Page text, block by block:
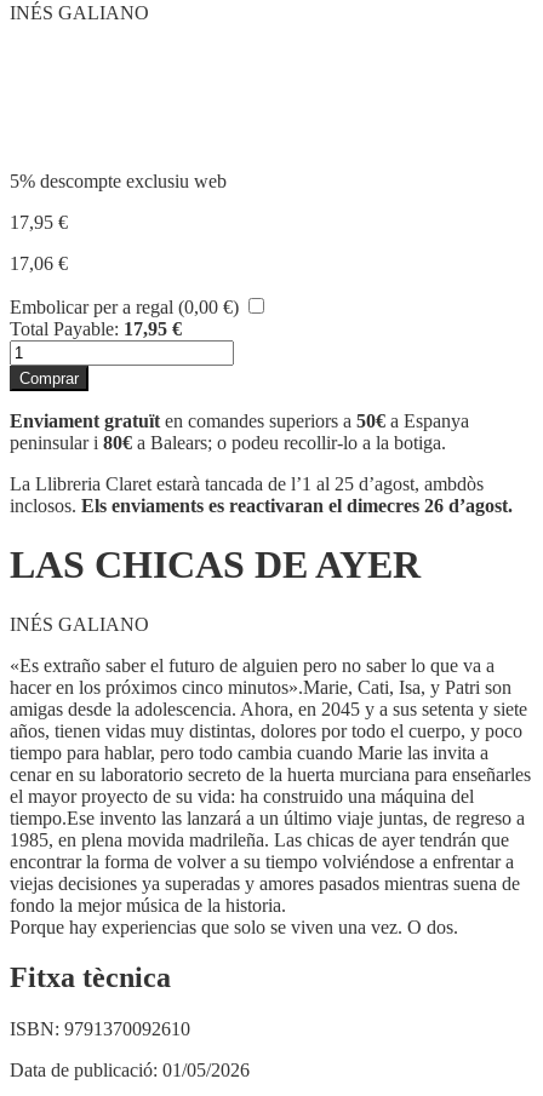
INÉS GALIANO
5% descompte exclusiu web
17,95 €
17,06 €
Embolicar per a regal (0,00 €)
Total Payable: 17,95 €
quantitat
de
LAS
CHICAS
DE
AYER
Comprar
Enviament gratuït en comandes superiors a 50€ a Espanya
peninsular i 80€ a Balears; o podeu recollir-lo a la botiga.
La Llibreria Claret estarà tancada de l’1 al 25 d’agost, ambdòs
inclosos. Els enviaments es reactivaran el dimecres 26 d’agost.
LAS CHICAS DE AYER
INÉS GALIANO
«Es extraño saber el futuro de alguien pero no saber lo que va a
hacer en los próximos cinco minutos».Marie, Cati, Isa, y Patri son
amigas desde la adolescencia. Ahora, en 2045 y a sus setenta y siete
años, tienen vidas muy distintas, dolores por todo el cuerpo, y poco
tiempo para hablar, pero todo cambia cuando Marie las invita a
cenar en su laboratorio secreto de la huerta murciana para enseñarles
el mayor proyecto de su vida: ha construido una máquina del
tiempo.Ese invento las lanzará a un último viaje juntas, de regreso a
1985, en plena movida madrileña. Las chicas de ayer tendrán que
encontrar la forma de volver a su tiempo volviéndose a enfrentar a
viejas decisiones ya superadas y amores pasados mientras suena de
fondo la mejor música de la historia.
Porque hay experiencias que solo se viven una vez. O dos.
Fitxa tècnica
ISBN: 9791370092610
Data de publicació: 01/05/2026